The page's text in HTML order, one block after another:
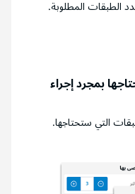
الطبقات المطلوبة.
بمجرد إجراء
التي ستحتاجها.